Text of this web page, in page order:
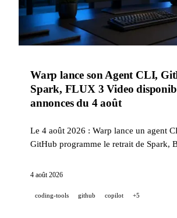
Warp lance son Agent CLI,
Spark, FLUX 3 Video
annonces du 4 août
Le 4 août 2026 : Warp lance un agent
GitHub programme le retrait de Spark,
Alpamayo 2 Super et Mistral lance
4 août 2026
coding-tools github copilot +5